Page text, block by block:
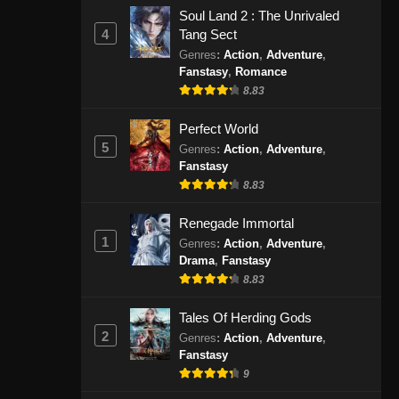
Agustus 30, 2024
Against the Sky Supreme
Episode 333 Subtitle Indonesia
Eps 333 - Against the Sky Supreme
September 2, 2024
Against the Sky Supreme
Eps 334 - Against the Sky Supreme
Episode 334 Subtitle Indonesia -
September 9, 2024
Episode 335 Subtitle Indonesia
Eps 335 - Against the Sky Supreme
Episode 335 Subtitle Indonesia -
September 9, 2024
4
Soul Land 2 : The Unrivaled
Tang Sect
Genres: Action, Adventure,
Fanstasy, Romance
8.83
5
Perfect World
Genres: Action, Adventure,
Fanstasy
8.83
1
Renegade Immortal
Genres: Action, Adventure,
Drama, Fanstasy
8.83
2
Tales Of Herding Gods
Genres: Action, Adventure,
Fanstasy
9